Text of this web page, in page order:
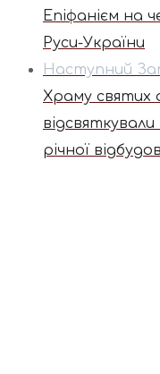
Епіфанієм на
Руси-України
Наступний
Храму святих
річної